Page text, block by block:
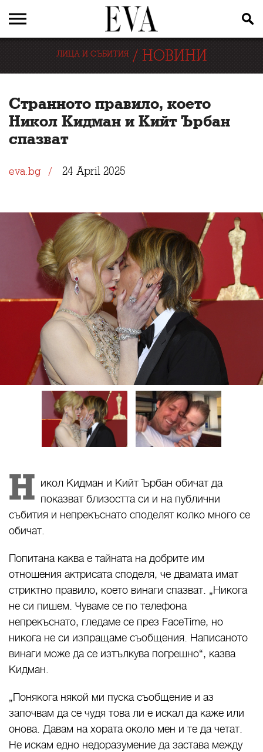
ЛИЦА И СЪБИТИЯ/ НОВИНИ
Странното правило, което
Никол Кидман и Кийт Ърбан
спазват
eva.bg 24 April 2025
Н икол Кидман и Кийт Ърбан обичат да
показват близостта си и на публични
събития и непрекъснато споделят колко много се
обичат.
Попитана каква е тайната на добрите им
отношения актрисата споделя, че двамата имат
стриктно правило, което винаги спазват. „Никога
не си пишем. Чуваме се по телефона
непрекъснато, гледаме се през FaceTime, но
никога не си изпращаме съобщения. Написаното
винаги може да се изтълкува погрешно“, казва
Кидман.
„Понякога някой ми пуска съобщение и аз
започвам да се чудя това ли е искал да каже или
онова. Давам на хората около мен и те да четат.
Не искам едно недоразумение да застава между